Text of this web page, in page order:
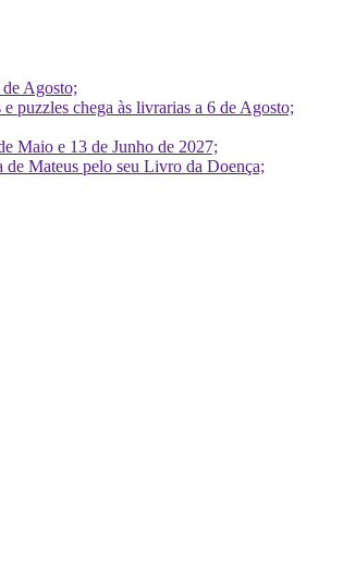
Agosto;
puzzles chega às livrarias a 6 de Agosto;
Maio e 13 de Junho de 2027;
Mateus pelo seu Livro da Doença;